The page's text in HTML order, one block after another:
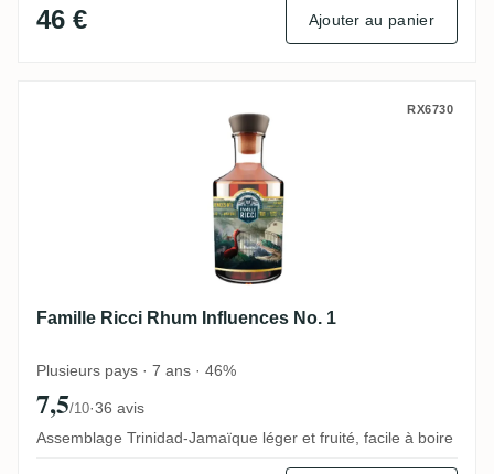
46 € Ajouter au panier
Famille Ricci Rhum Influences No. 1RX6730
Famille Ricci Rhum Influences No. 1
Plusieurs pays · 7 ans · 46%
7,5/10·36 avis
Assemblage Trinidad-Jamaïque léger et fruité, facile à boire